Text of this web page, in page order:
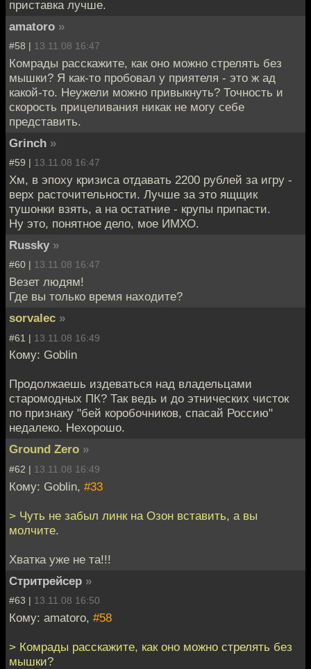
приставка лучше.
amatoro »
#58 | 13.11.08 16:47
Комрады расскажите, как оно можно стрелять без
мышки? Я как-то пробовал у приятеля - это ж ад
какой-то. Неужели можно привыкнуть? Точность и
скорость прицеливания никак не могу себе
представить.
Grinch »
#59 | 13.11.08 16:47
Хм, в эпоху кризиса отдавать 2200 рублей за игру -
верх расточительности. Лучше за это ящщик
тушонки взять, а на остатние - крупы припасти.
Ну это, понятное дело, мое ИМХО.
Russky »
#60 | 13.11.08 16:47
Везет людям!
Где вы только время находите?
sorvalec »
#61 | 13.11.08 16:49
Кому: Goblin
Продолжаешь издеваться над владельцами
старомодных ПК? Так ведь и до этнических чисток
по признаку "бей коробочников, спасай Россию"
недалеко. Нехорошо.
Ground Zero »
#62 | 13.11.08 16:49
Кому: Goblin, #33
> Чуть не забыл линк на Озон вставить, а вы
молчите.
Хватка уже не та!!!
Стритрейсер »
#63 | 13.11.08 16:50
Кому: amatoro, #58
> Комрады расскажите, как оно можно стрелять без
мышки?